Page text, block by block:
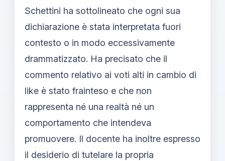
Schettini ha sottolineato che ogni sua
dichiarazione è stata interpretata fuori
contesto o in modo eccessivamente
drammatizzato. Ha precisato che il
commento relativo ai voti alti in cambio di
like è stato frainteso e che non
rappresenta né una realtà né un
comportamento che intendeva
promuovere. Il docente ha inoltre espresso
il desiderio di tutelare la propria